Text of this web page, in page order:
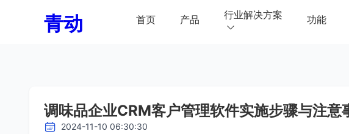
青动 首页 产品 行业解决方案 功能
调味品企业CRM客户管理软件实施步骤与注意
2024-11-10 06:30:30